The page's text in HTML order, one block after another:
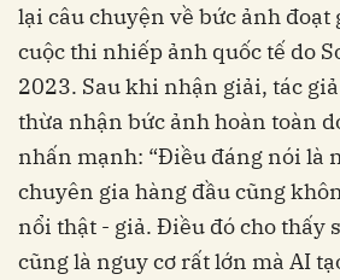
lại câu chuyện về bức ảnh
cuộc thi nhiếp ảnh quốc tế do
2023. Sau khi nhận giải, tác
thừa nhận bức ảnh hoàn toàn
nhấn mạnh: “Điều đáng nói là
chuyên gia hàng đầu cũng
nổi thật - giả. Điều đó cho thấy
cũng là nguy cơ rất lớn mà AI